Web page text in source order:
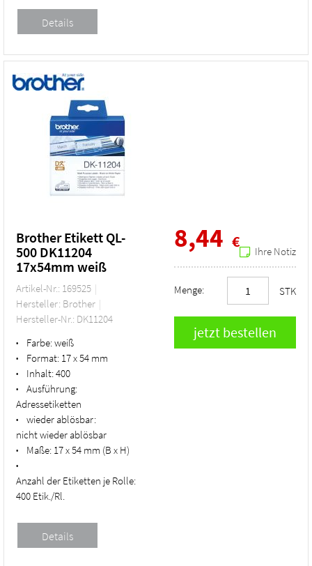
Brother Etikett QL-
500 DK11204
17x54mm weiß
Artikel-Nr.: 169525
Hersteller: Brother
Hersteller-Nr.: DK11204
• Farbe:weiß
• Format: 17 x 54 mm
• Inhalt:400
•
Ausführung:
Adressetiketten
•
wieder ablösbar:
nicht wieder ablösbar
• Maße: 17 x 54 mm (B x H)
•
Anzahl der Etiketten je Rolle:
400 Etik./Rl.
8,44 €
Ihre Notiz
Menge: STK